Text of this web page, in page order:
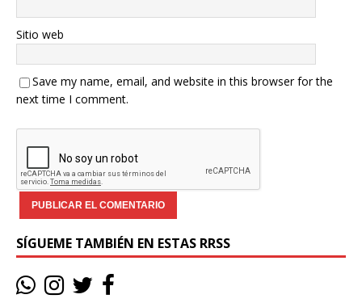
Sitio web
Save my name, email, and website in this browser for the
next time I comment.
SÍGUEME TAMBIÉN EN ESTAS RRSS